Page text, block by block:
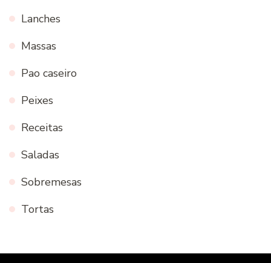
Lanches
Massas
Pao caseiro
Peixes
Receitas
Saladas
Sobremesas
Tortas